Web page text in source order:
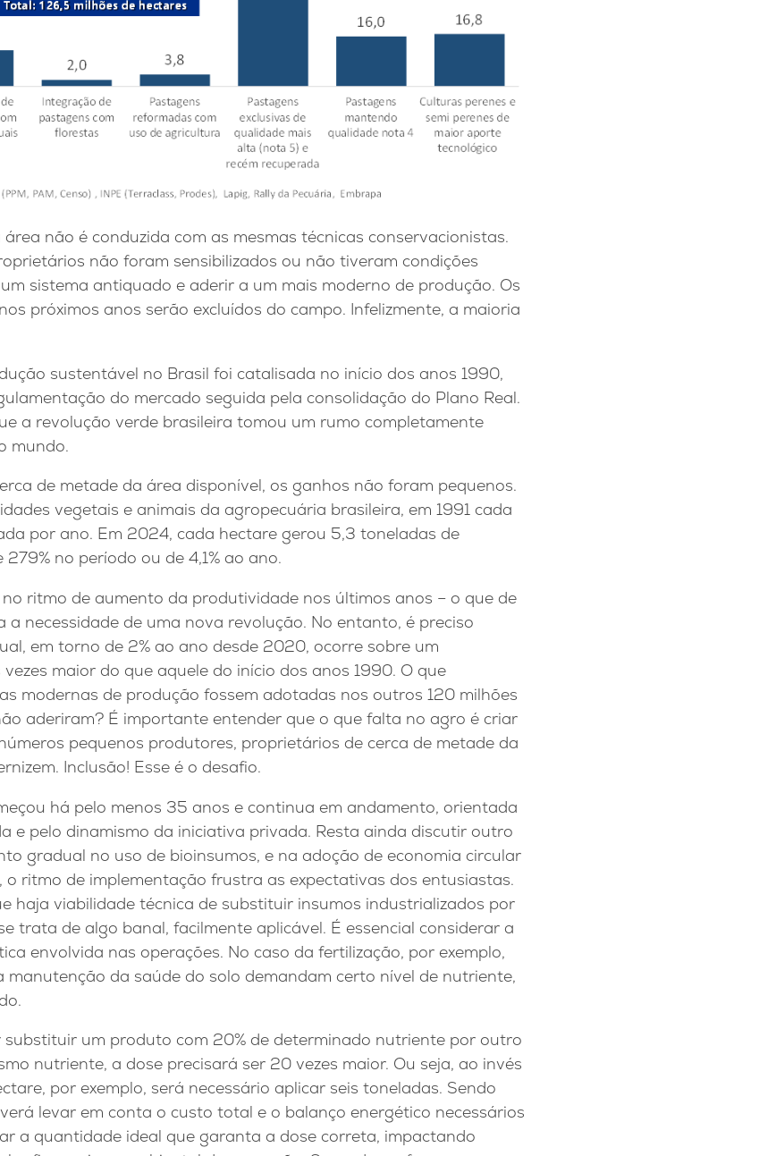
não é conduzida com as mesmas técnicas conservacionistas.
não foram sensibilizados ou não tiveram condições
sistema antiquado e aderir a um mais moderno de produção. Os
próximos anos serão excluídos do campo. Infelizmente, a maioria
sustentável no Brasil foi catalisada no início dos anos 1990,
do mercado seguida pela consolidação do Plano Real.
a revolução verde brasileira tomou um rumo completamente
mundo.
de metade da área disponível, os ganhos não foram pequenos.
vegetais e animais da agropecuária brasileira, em 1991 cada
por ano. Em 2024, cada hectare gerou 5,3 toneladas de
no período ou de 4,1% ao ano.
ritmo de aumento da produtividade nos últimos anos – o que de
a necessidade de uma nova revolução. No entanto, é preciso
em torno de 2% ao ano desde 2020, ocorre sobre um
maior do que aquele do início dos anos 1990. O que
modernas de produção fossem adotadas nos outros 120 milhões
aderiram? É importante entender que o que falta no agro é criar
pequenos produtores, proprietários de cerca de metade da
Inclusão! Esse é o desafio.
há pelo menos 35 anos e continua em andamento, orientada
e pelo dinamismo da iniciativa privada. Resta ainda discutir outro
gradual no uso de bioinsumos, e na adoção de economia circular
o ritmo de implementação frustra as expectativas dos entusiastas.
haja viabilidade técnica de substituir insumos industrializados por
trata de algo banal, facilmente aplicável. É essencial considerar a
envolvida nas operações. No caso da fertilização, por exemplo,
da saúde do solo demandam certo nível de nutriente,
um produto com 20% de determinado nutriente por outro
nutriente, a dose precisará ser 20 vezes maior. Ou seja, ao invés
por exemplo, será necessário aplicar seis toneladas. Sendo
levar em conta o custo total e o balanço energético necessários
a quantidade ideal que garanta a dose correta, impactando